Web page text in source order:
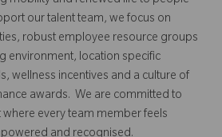
our talent team, we focus on
robust employee resource groups
environment, location specific
wellness incentives and a culture of
awards. We are committed to
every team member feels
and recognised.